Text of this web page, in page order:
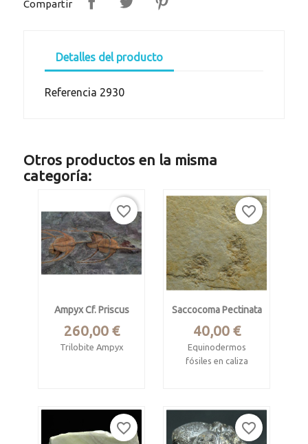
Compartir
Detalles del producto
Referencia 2930
Otros productos en la misma
categoría:
Ampyx Cf. Priscus
Precio
260,00 €
Trilobite Ampyx
Tanssikhte, Zagora,
Marruecos
favorite_border
Saccocoma Pectinata
Precio
40,00 €
Equinodermos
fósiles en caliza
Jurásico superior
Solnhofen, Alemania
favorite_border
favorite_border favorite_border